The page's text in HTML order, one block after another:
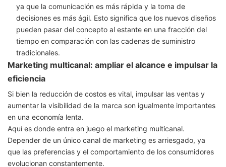
ya que la comunicación es más rápida y la toma de
decisiones es más ágil. Esto significa que los nuevos diseños
pueden pasar del concepto al estante en una fracción del
tiempo en comparación con las cadenas de suministro
tradicionales.
Marketing multicanal: ampliar el alcance e impulsar la
eficiencia
Si bien la reducción de costos es vital, impulsar las ventas y
aumentar la visibilidad de la marca son igualmente importantes
en una economía lenta.
Aquí es donde entra en juego el marketing multicanal.
Depender de un único canal de marketing es arriesgado, ya
que las preferencias y el comportamiento de los consumidores
evolucionan constantemente.